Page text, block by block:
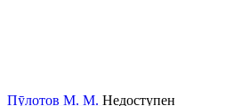
Пӯлотов М. М. Недоступен